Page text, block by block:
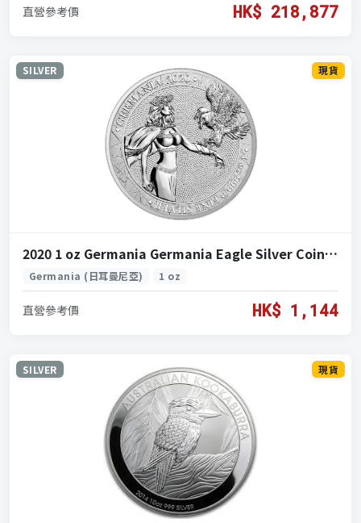
直營參考價 HK$ 218,877
SILVER 現貨
2020 1 oz Germania Germania Eagle Silver Coin (2020 日耳曼尼亞 日耳曼尼亞鷹 銀 1 盎司)
Germania (日耳曼尼亞) 1 oz
直營參考價 HK$ 1,144
SILVER 現貨